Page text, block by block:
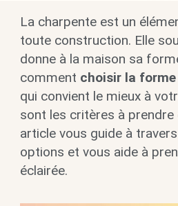
La charpente est un
toute construction. Elle
donne à la maison sa
comment choisir la
qui convient le mieux à
sont les critères à prendre
article vous guide à
options et vous aide à
éclairée.